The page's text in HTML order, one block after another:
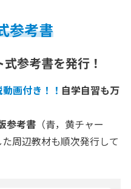
参考書
参考書を発行！
画付き！！ 自学自習も万
参考書 （青，黄チャー
周辺教材も順次発行して